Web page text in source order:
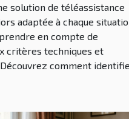
solution de téléassistance
adaptée à chaque
en compte de
critères techniques et
Découvrez comment